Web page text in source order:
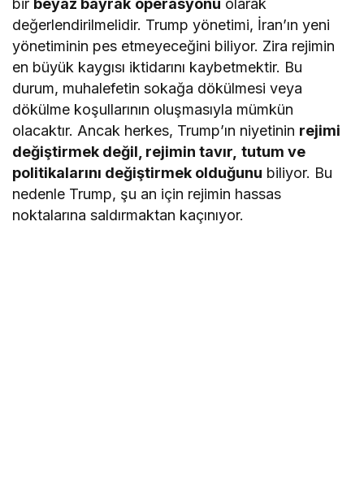
değerlendirilmelidir. Trump yönetimi, İran’ın yeni
yönetiminin pes etmeyeceğini biliyor. Zira rejimin
en büyük kaygısı iktidarını kaybetmektir. Bu
durum, muhalefetin sokağa dökülmesi veya
dökülme koşullarının oluşmasıyla mümkün
olacaktır. Ancak herkes, Trump’ın niyetinin rejimi
değiştirmek değil, rejimin tavır, tutum ve
politikalarını değiştirmek olduğunu biliyor. Bu
nedenle Trump, şu an için rejimin hassas
noktalarına saldırmaktan kaçınıyor.